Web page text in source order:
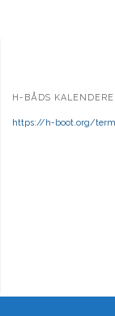
H-BÅDS
https://h-boot.org/